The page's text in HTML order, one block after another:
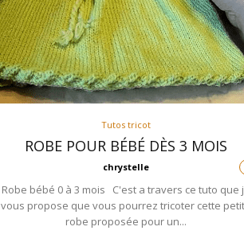
Tutos tricot
ROBE POUR BÉBÉ DÈS 3 MOIS
chrystelle
Robe bébé 0 à 3 mois C'est a travers ce tuto que
vous propose que vous pourrez tricoter cette
robe proposée pour un...